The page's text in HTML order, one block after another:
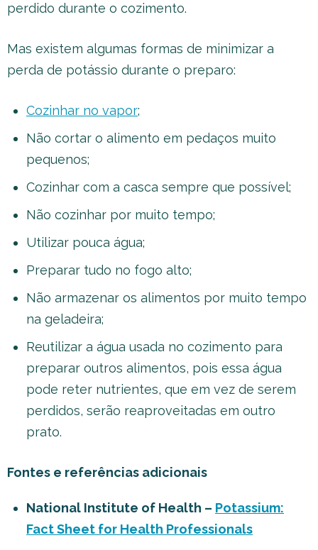
perdido durante o cozimento.
Mas existem algumas formas de minimizar a
perda de potássio durante o preparo:
Cozinhar no vapor;
Não cortar o alimento em pedaços muito
pequenos;
Cozinhar com a casca sempre que possível;
Não cozinhar por muito tempo;
Utilizar pouca água;
Preparar tudo no fogo alto;
Não armazenar os alimentos por muito tempo
na geladeira;
Reutilizar a água usada no cozimento para
preparar outros alimentos, pois essa água
pode reter nutrientes, que em vez de serem
perdidos, serão reaproveitadas em outro
prato.
Fontes e referências adicionais
National Institute of Health – Potassium:
Fact Sheet for Health Professionals